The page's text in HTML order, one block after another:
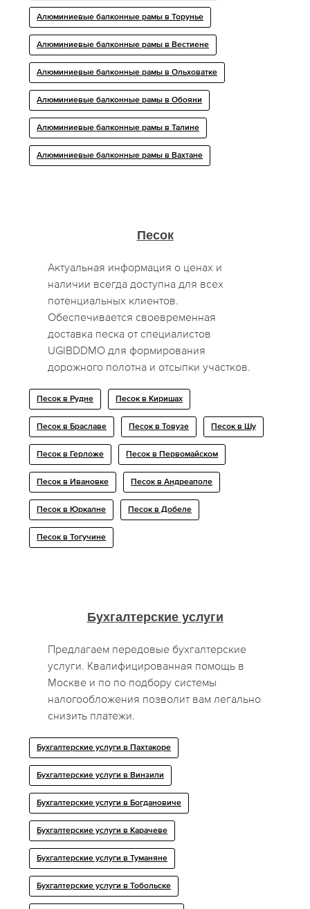
Алюминиевые балконные рамы в Торунье
Алюминиевые балконные рамы в Вестиене
Алюминиевые балконные рамы в Ольховатке
Алюминиевые балконные рамы в Обояни
Алюминиевые балконные рамы в Талине
Алюминиевые балконные рамы в Вахтане
Песок
Актуальная информация о ценах и
наличии всегда доступна для всех
потенциальных клиентов.
Обеспечивается своевременная
доставка песка от специалистов
UGIBDDMO для формирования
дорожного полотна и отсыпки участков.
Песок в Рудне Песок в Киришах
Песок в Браславе Песок в Товузе Песок в Шу
Песок в Герложе Песок в Первомайском
Песок в Ивановке Песок в Андреаполе
Песок в Юркалне Песок в Добелe
Песок в Тогучине
Бухгалтерские услуги
Предлагаем передовые бухгалтерские
услуги. Квалифицированная помощь в
Москве и по по подбору системы
налогообложения позволит вам легально
снизить платежи.
Бухгалтерские услуги в Пахтакоре
Бухгалтерские услуги в Винзили
Бухгалтерские услуги в Богдановиче
Бухгалтерские услуги в Карачеве
Бухгалтерские услуги в Туманяне
Бухгалтерские услуги в Тобольске